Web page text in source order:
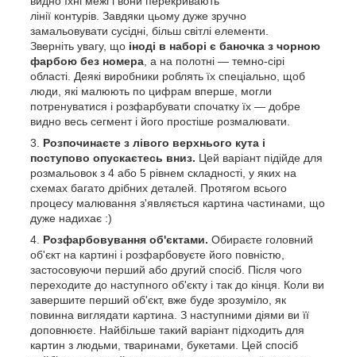
лінії контурів. Завдяки цьому дуже зручно
замальовувати сусідні, більш світлі елементи.
Зверніть увагу, що іноді в наборі є баночка з чорною
фарбою без номера , а на полотні — темно-сірі
області. Деякі виробники роблять їх спеціально, щоб
люди, які малюють по цифрам вперше, могли
потренуватися і розфарбувати спочатку їх — добре
видно весь сегмент і його простіше розмалювати.
Розпочинаєте з лівого верхнього кута і
поступово опускаєтесь вниз. Цей варіант підійде для
розмальовок з 4 або 5 рівнем складності, у яких на
схемах багато дрібних деталей. Протягом всього
процесу малювання з'являється картина частинами, що
дуже надихає :)
Розфарбовування об'єктами. Обираєте головний
об'єкт на картині і розфарбовуєте його повністю,
застосовуючи перший або другий спосіб. Після чого
переходите до наступного об'єкту і так до кінця. Коли ви
завершите перший об'єкт, вже буде зрозуміло, як
повинна виглядати картина. З наступними діями ви її
доповнюєте. Найбільше такий варіант підходить для
картин з людьми, тваринами, букетами. Цей спосіб